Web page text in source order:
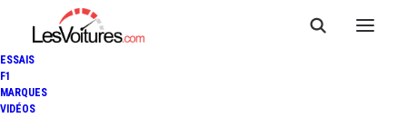
ESSAIS
F1
MARQUES
VIDÉOS